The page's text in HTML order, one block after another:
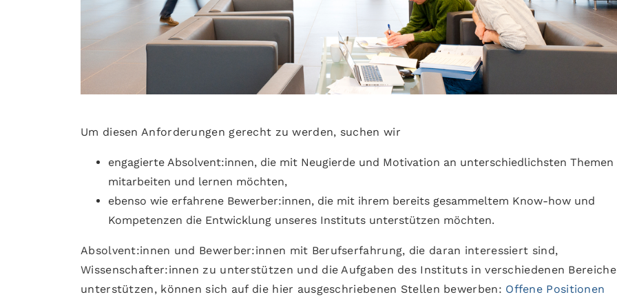
Um diesen Anforderungen gerecht zu werden, suchen wir
engagierte Absolvent:innen, die mit Neugierde und Motivation an unterschiedlichsten Themen
mitarbeiten und lernen möchten,
ebenso wie erfahrene Bewerber:innen, die mit ihrem bereits gesammeltem Know-how und
Kompetenzen die Entwicklung unseres Instituts unterstützen möchten.
Absolvent:innen und Bewerber:innen mit Berufserfahrung, die daran interessiert sind,
Wissenschafter:innen zu unterstützen und die Aufgaben des Instituts in verschiedenen
unterstützen, können sich auf die hier ausgeschriebenen Stellen bewerben: Offene Positionen